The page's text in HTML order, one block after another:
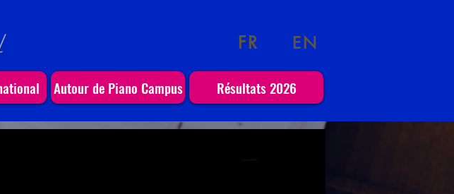
FR EN
Autour de Piano Campus Résultats 2026